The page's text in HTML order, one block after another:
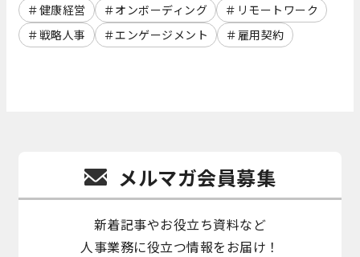
健康経営
オンボーディング
リモートワーク
戦略人事
エンゲージメント 雇用契約
メルマガ会員募集
新着記事やお役立ち資料など
人事業務に役立つ情報をお届け！